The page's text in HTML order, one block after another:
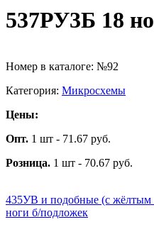
537РУ3Б 18
Номер в каталоге: №92
Категория: Микросхемы
Цены:
Опт. 1 шт - 71.67 руб.
Розница. 1 шт - 70.67 руб.
435УВ и подобные (с жёлтым
ноги б/подложек